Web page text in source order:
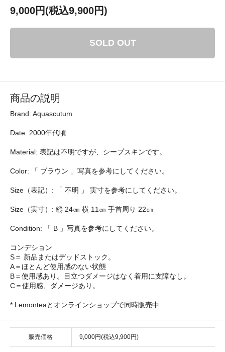
9,000円(税込9,900円)
SOLD OUT
商品の説明
Brand: Aquascutum
Date: 2000年代頃
Material: 表記は不明ですが、シープスキンです。
Color: 「 ブラウン 」写真を参考にしてください。
Size（表記）: 「 不明 」 実寸を参考にしてください。
Size（実寸）: 縦 24㎝ 横 11㎝ 手首周り 22㎝
Condition: 「 B 」写真を参考にしてください。
コンデション
S＝ 新品またはデッドストック。
A＝ほとんど使用感のない状態
B＝使用感あり。目立つダメージはなく着用に支障なし。
C＝使用感、ダメージあり。
* Lemonteaとオンラインショップで同時販売中
販売価格 9,000円(税込9,900円)